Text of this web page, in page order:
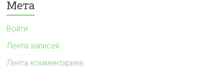
Мета
Войти
Лента записей
Лента комментариев